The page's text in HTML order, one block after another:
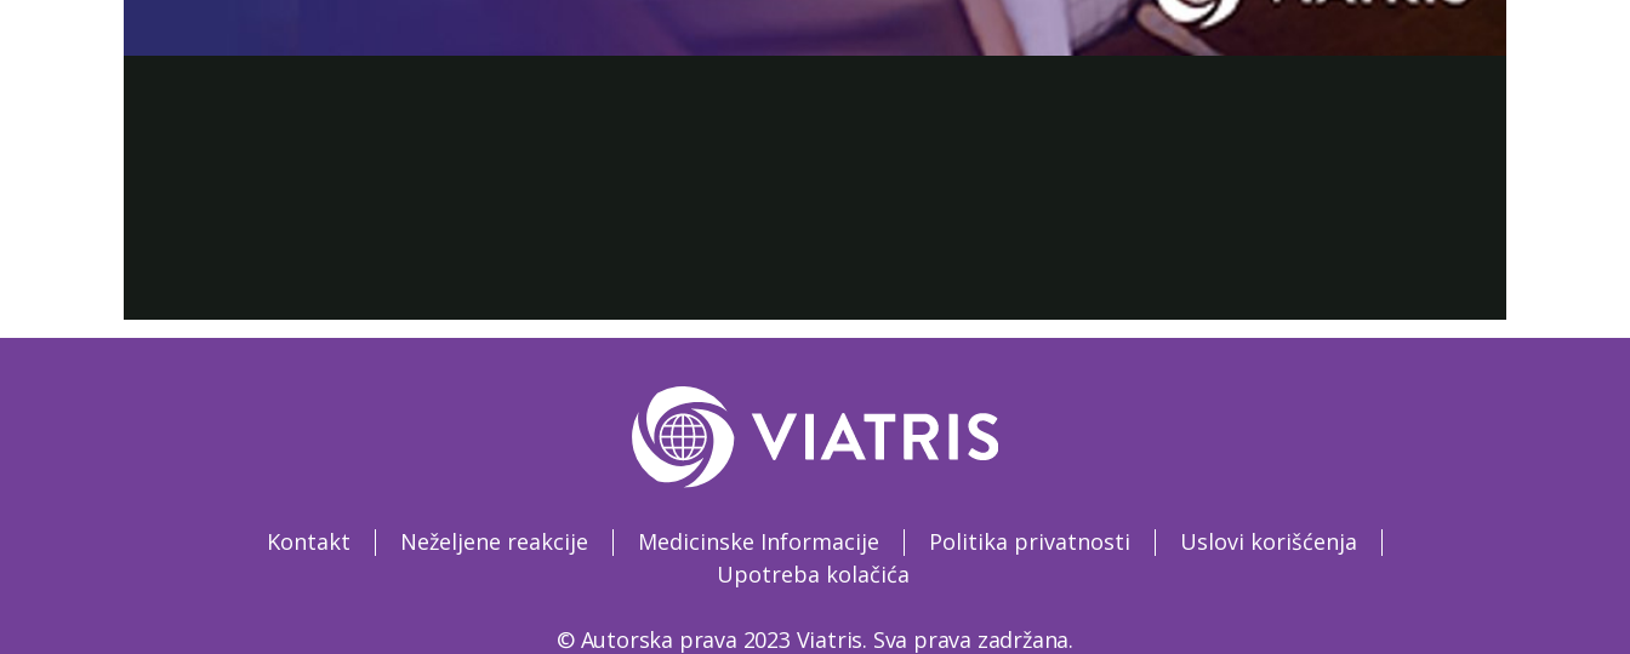
Kontakt Neželjene reakcije Medicinske Informacije Politika privatnosti
Uslovi korišćenja
Upotreba kolačića
© Autorska prava 2023 Viatris. Sva prava zadržana.